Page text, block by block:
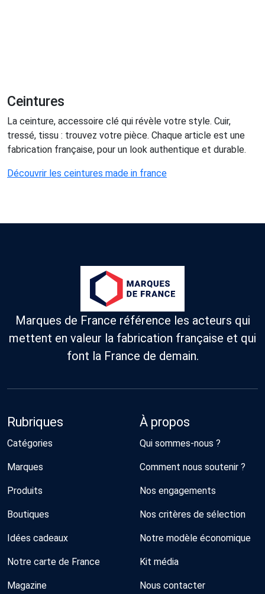
Ceintures
La ceinture, accessoire clé qui révèle votre style. Cuir,
tressé, tissu : trouvez votre pièce. Chaque article est une
fabrication française, pour un look authentique et durable.
Découvrir les ceintures made in france
Marques de France référence les acteurs qui
mettent en valeur la fabrication française et qui
font la France de demain.
Rubriques
Catégories
Marques
Produits
Boutiques
Idées cadeaux
Notre carte de France
Magazine
À propos
Qui sommes-nous ?
Comment nous soutenir ?
Nos engagements
Nos critères de sélection
Notre modèle économique
Kit média
Nous contacter